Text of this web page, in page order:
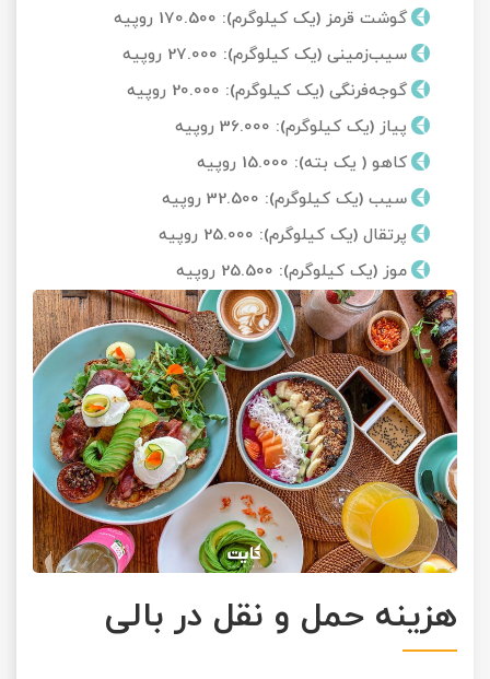
گوشت قرمز (یک کیلوگرم): 170.500 روپیه
سیب‌زمینی (یک کیلوگرم): 27.000 روپیه
گوجه‌فرنگی (یک کیلوگرم): 20.000 روپیه
پیاز (یک کیلوگرم): 36.000 روپیه
کاهو ( یک بته): 15.000 روپیه
سیب (یک کیلوگرم): 32.500 روپیه
پرتقال (یک کیلوگرم): 25.000 روپیه
موز (یک کیلوگرم): 25.500 روپیه
هزینه حمل‌ و نقل در بالی